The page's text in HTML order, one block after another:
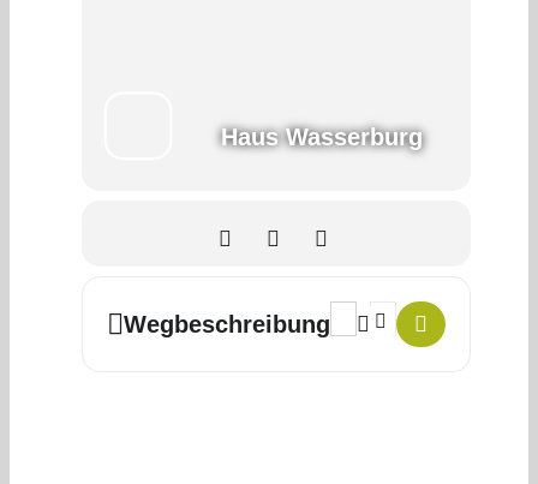
Haus Wasserburg
Wegbeschreibung Address - Gottesdienste
Destination Address